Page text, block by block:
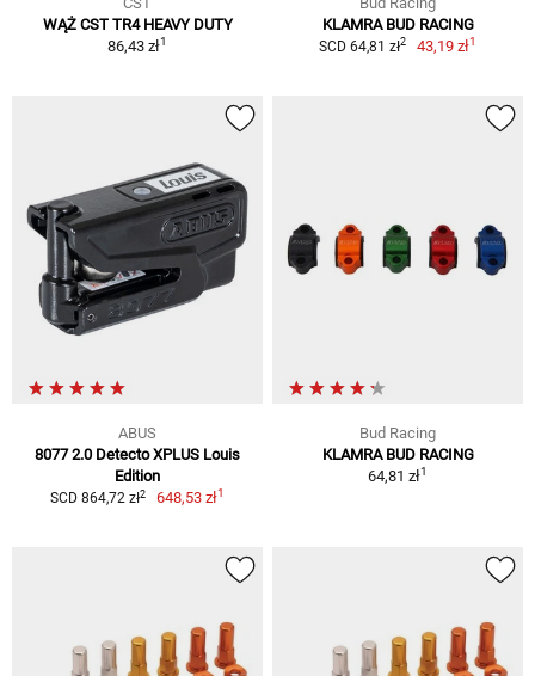
WĄŻ CST TR4 HEAVY DUTY
86,43 zł1
KLAMRA BUD RACING
SCD 64,81 zł2 43,19 zł1
ABUS
8077 2.0 Detecto XPLUS Louis
Edition
SCD 864,72 zł2 648,53 zł1
Bud Racing
KLAMRA BUD RACING
64,81 zł1